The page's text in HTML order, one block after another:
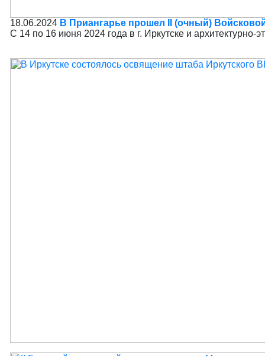
18.06.2024 В Приангарье прошел II (очный)
С 14 по 16 июня 2024 года в г. Иркутске и